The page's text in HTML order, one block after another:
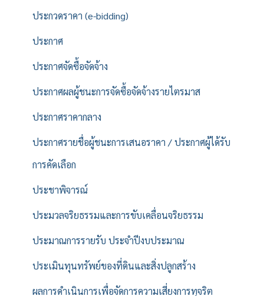
ประกวดราคา (e-bidding)
ประกาศ
ประกาศจัดซื้อจัดจ้าง
ประกาศผลผู้ชนะการจัดซื้อจัดจ้างรายไตรมาส
ประกาศราคากลาง
ประกาศรายชื่อผู้ชนะการเสนอราคา / ประกาศผู้ได้รับ
การคัดเลือก
ประชาพิจารณ์
ประมวลจริยธรรมและการขับเคลื่อนจริยธรรม
ประมาณการรายรับ ประจำปีงบประมาณ
ประเมินทุนทรัพย์ของที่ดินและสิ่งปลูกสร้าง
ผลการดำเนินการเพื่อจัดการความเสี่ยงการทุจริต